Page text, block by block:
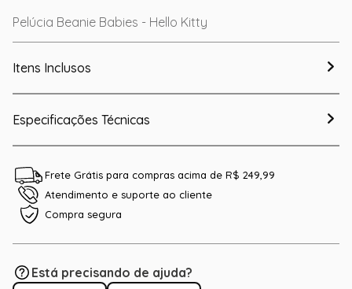
Pelúcia Beanie Babies - Hello Kitty
Itens Inclusos
Especificações Técnicas
Frete Grátis para compras acima de R$ 249,99
Atendimento e suporte ao cliente
Compra segura
Está precisando de ajuda?